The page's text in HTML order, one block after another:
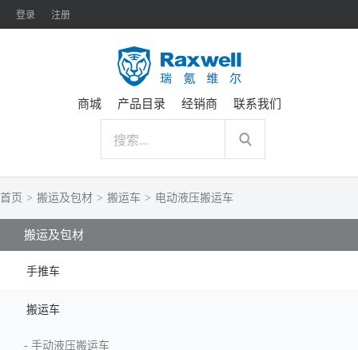
登录 注册
商城 产品目录 经销商 联系我们
首页 > 搬运及包材 > 搬运车 > 电动液压搬运车
搬运及包材
手推车
搬运车
- 手动液压搬运车